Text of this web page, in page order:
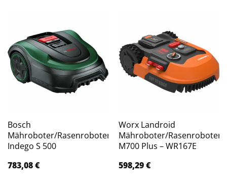
Bosch
Mähroboter/Rasenroboter
Indego S 500
783,08€
Worx Landroid
Mähroboter/Rasenroboter
M700 Plus – WR167E
598,29€